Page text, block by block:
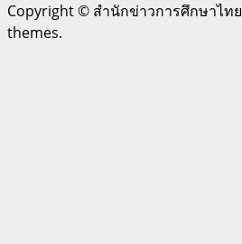
Copyright © สำนักข่าวการศึกษาไทย
themes.